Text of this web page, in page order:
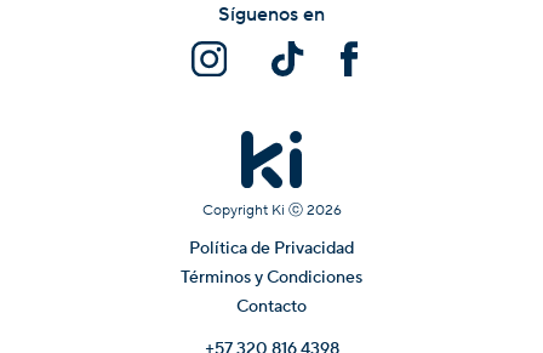
Copyright Ki ⓒ 2026
Política de Privacidad
Términos y Condiciones
Contacto
Síguenos en